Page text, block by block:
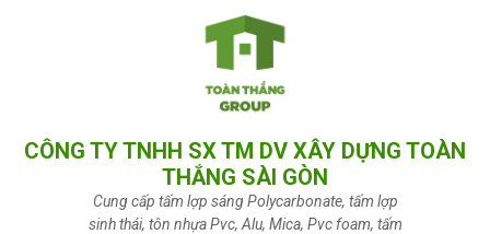
CÔNG TY TNHH SX TM DV XÂY DỰNG TOÀN
THẮNG SÀI GÒN
Cung cấp tấm lợp sáng Polycarbonate, tấm lợp
sinh thái, tôn nhựa Pvc, Alu, Mica, Pvc foam, tấm